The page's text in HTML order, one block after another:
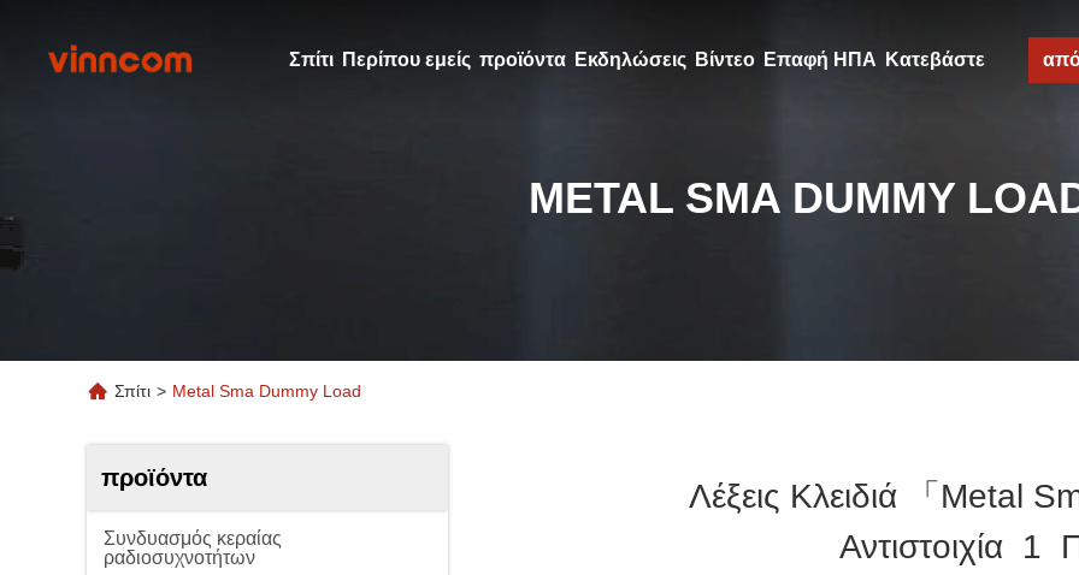
Σπίτι Περίπου εμείς προϊόντα Εκδηλώσεις Βίντεο Επαφή ΗΠΑ Κατεβάστε
METAL SMA DUMMY
Σπίτι > Metal Sma Dummy Load
προϊόντα
Συνδυασμός κεραίας
ραδιοσυχνοτήτων
Λέξεις Κλειδιά 「metal
Αντιστοιχία 1